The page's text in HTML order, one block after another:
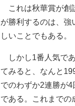
これは秋華賞が創
が勝利するのは、強
しいことでもある。
しかし1番人気で
てみると、なんと
でのわずか2連勝が
である。これまでの